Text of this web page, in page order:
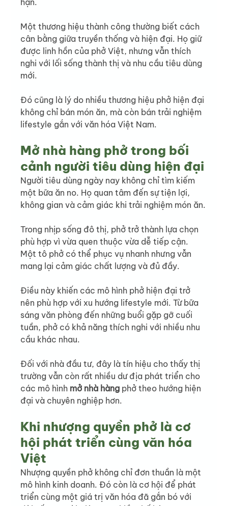
hạn.
Một thương hiệu thành công thường biết cách
cân bằng giữa truyền thống và hiện đại. Họ giữ
được linh hồn của phở Việt, nhưng vẫn thích
nghi với lối sống thành thị và nhu cầu tiêu dùng
mới.
Đó cũng là lý do nhiều thương hiệu phở hiện đại
không chỉ bán món ăn, mà còn bán trải nghiệm
lifestyle gắn với văn hóa Việt Nam.
Mở nhà hàng phở trong bối
cảnh người tiêu dùng hiện đại
Người tiêu dùng ngày nay không chỉ tìm kiếm
một bữa ăn no. Họ quan tâm đến sự tiện lợi,
không gian và cảm giác khi trải nghiệm món ăn.
Trong nhịp sống đô thị, phở trở thành lựa chọn
phù hợp vì vừa quen thuộc vừa dễ tiếp cận.
Một tô phở có thể phục vụ nhanh nhưng vẫn
mang lại cảm giác chất lượng và đủ đầy.
Điều này khiến các mô hình phở hiện đại trở
nên phù hợp với xu hướng lifestyle mới. Từ bữa
sáng văn phòng đến những buổi gặp gỡ cuối
tuần, phở có khả năng thích nghi với nhiều nhu
cầu khác nhau.
Đối với nhà đầu tư, đây là tín hiệu cho thấy thị
trường vẫn còn rất nhiều dư địa phát triển cho
các mô hình mở nhà hàng phở theo hướng hiện
đại và chuyên nghiệp hơn.
Khi nhượng quyền phở là cơ
hội phát triển cùng văn hóa
Việt
Nhượng quyền phở không chỉ đơn thuần là một
mô hình kinh doanh. Đó còn là cơ hội để phát
triển cùng một giá trị văn hóa đã gắn bó với